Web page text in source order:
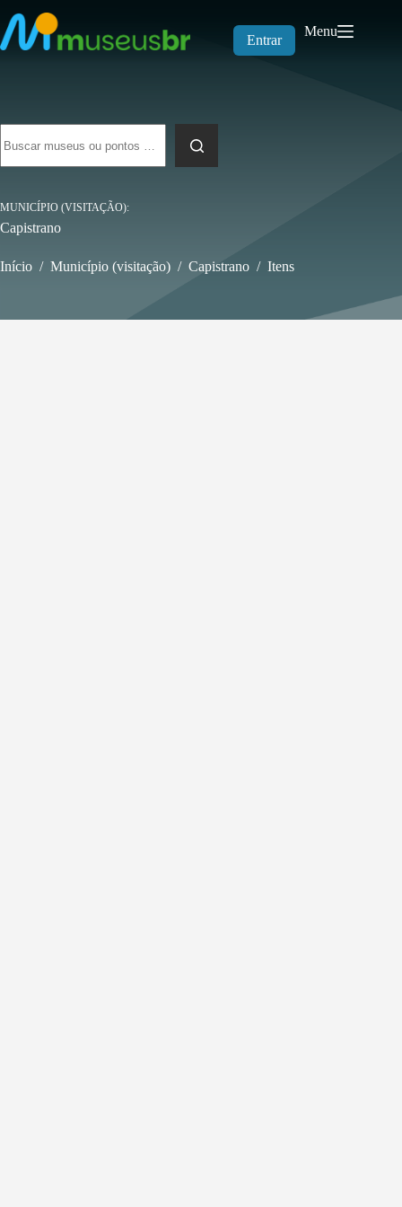
para
o
conteúdo
Entrar
Menu
resultados
MUNICÍPIO (VISITAÇÃO)
Capistrano
Início / Município (visitação) / Capistrano / Itens